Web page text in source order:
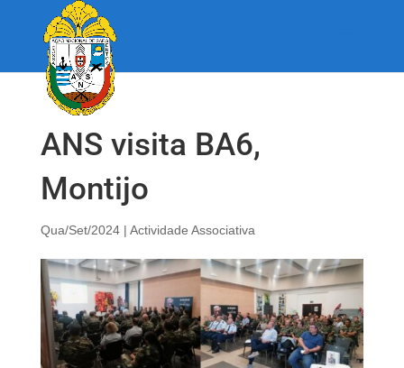
ANS visita BA6,
Montijo
Qua/Set/2024| Actividade Associativa